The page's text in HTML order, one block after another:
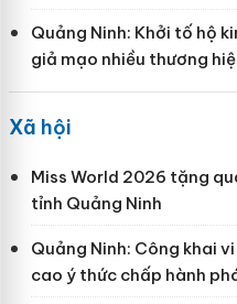
Quảng Ninh: Khởi tố hộ
giả mạo nhiều thương
Xã hội
Miss World 2026 tặng
tỉnh Quảng Ninh
Quảng Ninh: Công khai
cao ý thức chấp hành